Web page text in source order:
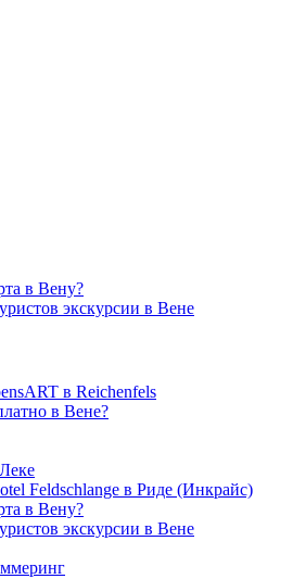
в Вену?
экскурсии в Вене
в Reichenfels
в Вене?
Feldschlange в Риде (Инкрайс)
в Вену?
экскурсии в Вене